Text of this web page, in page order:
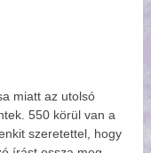
miatt az utolsó
550 körül van a
szeretettel, hogy